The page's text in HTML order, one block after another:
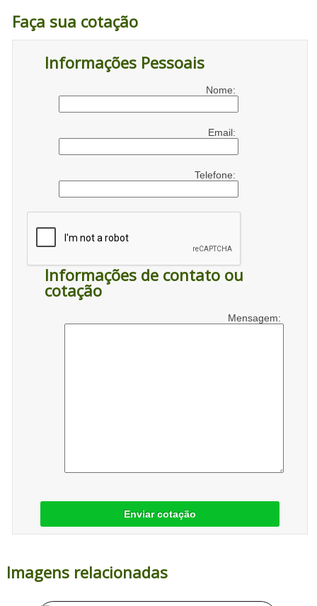
Faça sua cotação
Informações Pessoais
Nome:
Email:
Telefone:
Informações de contato ou
cotação
Mensagem:
Enviar cotação
Imagens relacionadas